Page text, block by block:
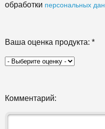
обработки персональных
Ваша оценка продукта: *
Комментарий: